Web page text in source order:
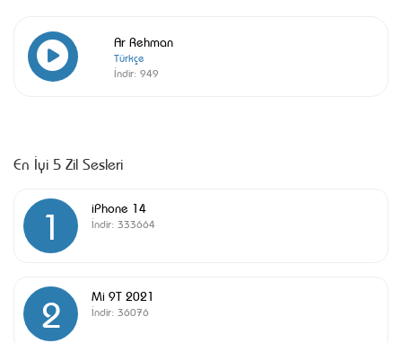
Ar Rehman
Türkçe
İndir: 949
En İyi 5 Zil Sesleri
1 iPhone 14
İndir: 333664
2 Mi 9T 2021
İndir: 36076